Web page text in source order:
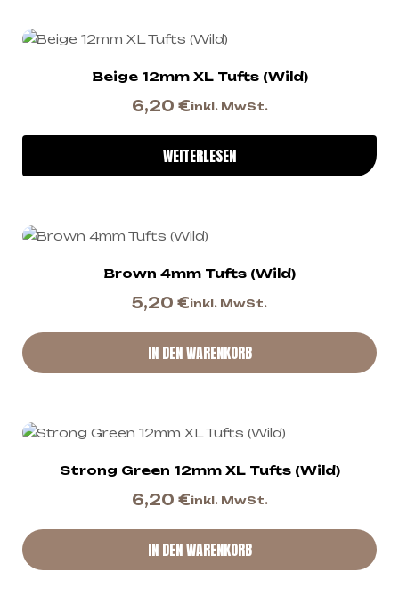
Beige 12mm XL Tufts (Wild)
6,20 €inkl. MwSt.
WEITERLESEN
Brown 4mm Tufts (Wild)
5,20 €inkl. MwSt.
IN DEN WARENKORB
Strong Green 12mm XL Tufts (Wild)
6,20 €inkl. MwSt.
IN DEN WARENKORB